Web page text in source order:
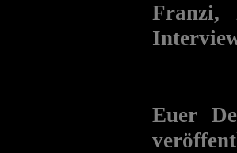
Franzi,
Euer